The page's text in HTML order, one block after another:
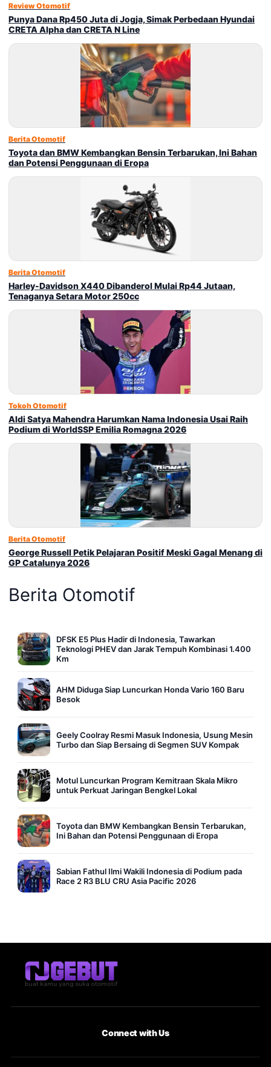
Review Otomotif
Punya Dana Rp450 Juta di Jogja, Simak Perbedaan Hyundai
CRETA Alpha dan CRETA N Line
Berita Otomotif
Toyota dan BMW Kembangkan Bensin Terbarukan, Ini Bahan
dan Potensi Penggunaan di Eropa
Berita Otomotif
Harley-Davidson X440 Dibanderol Mulai Rp44 Jutaan,
Tenaganya Setara Motor 250cc
Tokoh Otomotif
Aldi Satya Mahendra Harumkan Nama Indonesia Usai Raih
Podium di WorldSSP Emilia Romagna 2026
Berita Otomotif
George Russell Petik Pelajaran Positif Meski Gagal Menang di
GP Catalunya 2026
Berita Otomotif
DFSK E5 Plus Hadir di Indonesia, Tawarkan
Teknologi PHEV dan Jarak Tempuh Kombinasi 1.400
Km
AHM Diduga Siap Luncurkan Honda Vario 160 Baru
Besok
Geely Coolray Resmi Masuk Indonesia, Usung Mesin
Turbo dan Siap Bersaing di Segmen SUV Kompak
Motul Luncurkan Program Kemitraan Skala Mikro
untuk Perkuat Jaringan Bengkel Lokal
Toyota dan BMW Kembangkan Bensin Terbarukan,
Ini Bahan dan Potensi Penggunaan di Eropa
Sabian Fathul Ilmi Wakili Indonesia di Podium pada
Race 2 R3 BLU CRU Asia Pacific 2026
Connect with Us